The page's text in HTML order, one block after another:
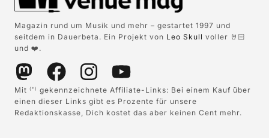
Magazin rund um Musik und mehr – gestartet 1997 und
seitdem in Dauerbeta. Ein Projekt von Leo Skull voller 🤘🏻
und ❤️.
Mit (*)
gekennzeichnete Affiliate-Links: Bei einem Kauf über
einen dieser Links gibt es Prozente für unsere
Redaktionskasse, Dich kostet das aber keinen Cent mehr.